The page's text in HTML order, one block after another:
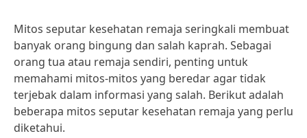
Mitos seputar kesehatan remaja seringkali membuat
banyak orang bingung dan salah kaprah. Sebagai
orang tua atau remaja sendiri, penting untuk
memahami mitos-mitos yang beredar agar tidak
terjebak dalam informasi yang salah. Berikut adalah
beberapa mitos seputar kesehatan remaja yang perlu
diketahui.